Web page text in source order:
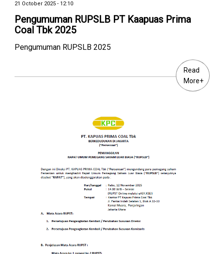
21 October 2025 - 12:10
Pengumuman RUPSLB PT Kaapuas Prima
Coal Tbk 2025
Pengumuman RUPSLB 2025
Read
More+